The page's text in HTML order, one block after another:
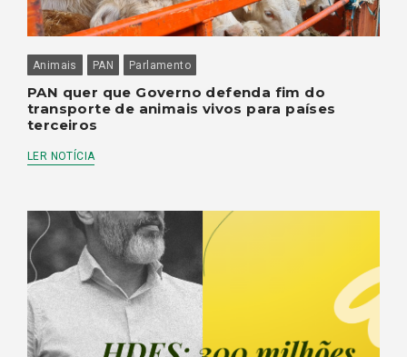
Animais PAN Parlamento
PAN quer que Governo defenda fim do
transporte de animais vivos para países
terceiros
LER NOTÍCIA